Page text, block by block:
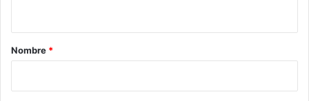
rNombre *